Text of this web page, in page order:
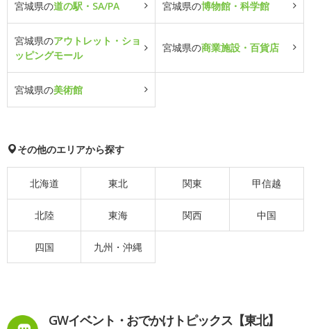
宮城県の道の駅・SA/PA 宮城県の博物館・科学館
宮城県のアウトレット・ショ
ッピングモール
宮城県の商業施設・百貨店
宮城県の美術館
その他のエリアから探す
北海道 東北 関東 甲信越
北陸 東海 関西 中国
四国 九州・沖縄
GWイベント・おでかけトピックス【東北】